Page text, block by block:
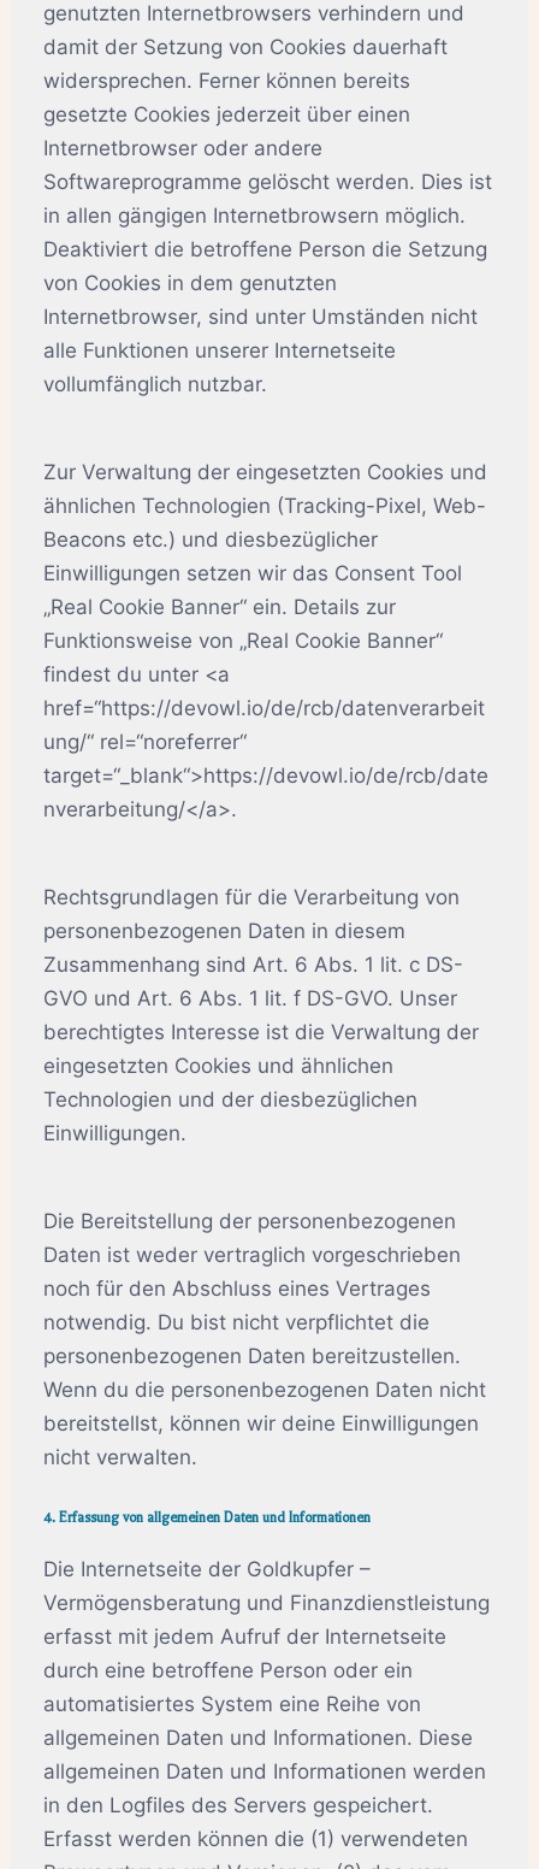
genutzten Internetbrowsers verhindern und
damit der Setzung von Cookies dauerhaft
widersprechen. Ferner können bereits
gesetzte Cookies jederzeit über einen
Internetbrowser oder andere
Softwareprogramme gelöscht werden. Dies ist
in allen gängigen Internetbrowsern möglich.
Deaktiviert die betroffene Person die Setzung
von Cookies in dem genutzten
Internetbrowser, sind unter Umständen nicht
alle Funktionen unserer Internetseite
vollumfänglich nutzbar.
Zur Verwaltung der eingesetzten Cookies und
ähnlichen Technologien (Tracking-Pixel, Web-
Beacons etc.) und diesbezüglicher
Einwilligungen setzen wir das Consent Tool
„Real Cookie Banner“ ein. Details zur
Funktionsweise von „Real Cookie Banner“
findest du unter <a
href=“https://devowl.io/de/rcb/datenverarbeit
ung/“ rel=“noreferrer“
target=“_blank“>https://devowl.io/de/rcb/date
nverarbeitung/</a>.
Rechtsgrundlagen für die Verarbeitung von
personenbezogenen Daten in diesem
Zusammenhang sind Art. 6 Abs. 1 lit. c DS-
GVO und Art. 6 Abs. 1 lit. f DS-GVO. Unser
berechtigtes Interesse ist die Verwaltung der
eingesetzten Cookies und ähnlichen
Technologien und der diesbezüglichen
Einwilligungen.
Die Bereitstellung der personenbezogenen
Daten ist weder vertraglich vorgeschrieben
noch für den Abschluss eines Vertrages
notwendig. Du bist nicht verpflichtet die
personenbezogenen Daten bereitzustellen.
Wenn du die personenbezogenen Daten nicht
bereitstellst, können wir deine Einwilligungen
nicht verwalten.
4. Erfassung von allgemeinen Daten und Informationen
Die Internetseite der Goldkupfer –
Vermögensberatung und Finanzdienstleistung
erfasst mit jedem Aufruf der Internetseite
durch eine betroffene Person oder ein
automatisiertes System eine Reihe von
allgemeinen Daten und Informationen. Diese
allgemeinen Daten und Informationen werden
in den Logfiles des Servers gespeichert.
Erfasst werden können die (1) verwendeten